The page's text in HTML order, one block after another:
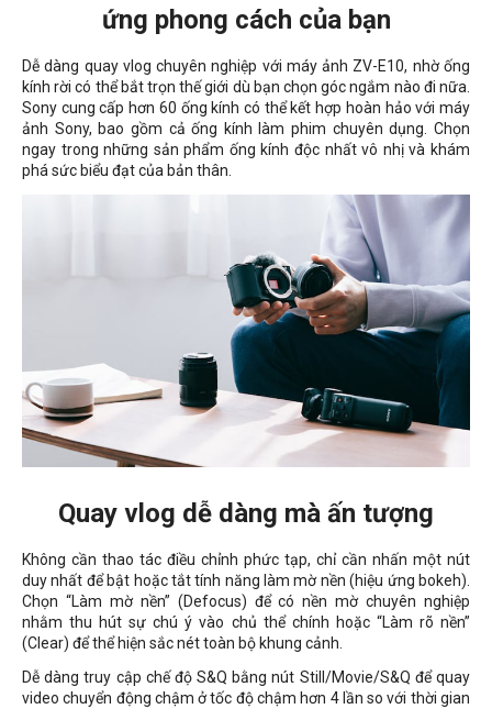
ứng phong cách của bạn
Dễ dàng quay vlog chuyên nghiệp với máy ảnh ZV-E10, nhờ ống
kính rời có thể bắt trọn thế giới dù bạn chọn góc ngắm nào đi nữa.
Sony cung cấp hơn 60 ống kính có thể kết hợp hoàn hảo với máy
ảnh Sony, bao gồm cả ống kính làm phim chuyên dụng. Chọn
ngay trong những sản phẩm ống kính độc nhất vô nhị và khám
phá sức biểu đạt của bản thân.
Quay vlog dễ dàng mà ấn tượng
Không cần thao tác điều chỉnh phức tạp, chỉ cần nhấn một nút
duy nhất để bật hoặc tắt tính năng làm mờ nền (hiệu ứng bokeh).
Chọn “Làm mờ nền” (Defocus) để có nền mờ chuyên nghiệp
nhằm thu hút sự chú ý vào chủ thể chính hoặc “Làm rõ nền”
(Clear) để thể hiện sắc nét toàn bộ khung cảnh
Dễ dàng truy cập chế độ S&Q bằng nút Still/Movie/S&Q để quay
video chuyển động chậm ở tốc độ chậm hơn 4 lần so với thời gian